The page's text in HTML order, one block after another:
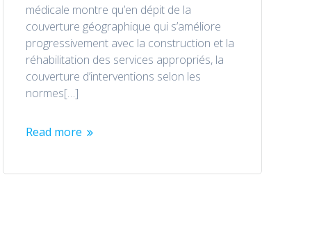
médicale montre qu’en dépit de la
couverture géographique qui s’améliore
progressivement avec la construction et la
réhabilitation des services appropriés, la
couverture d’interventions selon les
normes[…]
Read more